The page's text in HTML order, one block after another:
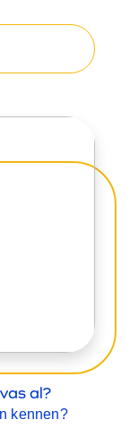
al?
kennen?